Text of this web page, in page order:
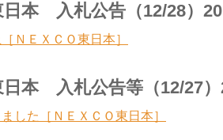
日本 入札公告（12/28）
ＮＥＸＣＯ東日本］
日本 入札公告等（12/27）
した［ＮＥＸＣＯ東日本］